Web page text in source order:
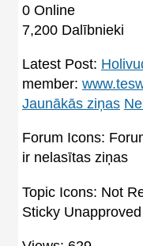
0 Online
7,200 Dalībnieki
Latest Post:
member:
Jaunākās ziņas
Forum Icons:
ir nelasītas ziņas
Topic Icons: Not
Sticky Unapproved